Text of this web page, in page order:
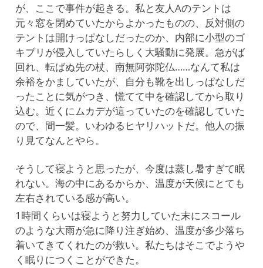
が、ここで事件が起きる。私と友人Aのテントは
元々窓を閉めていたからよかったものの、反対側の
テントは開けっぱなしだったのか、内部に小型のゴ
キブリが侵入していたらしく大騒動に発展。急がば
回れ、転ばぬ先の杖、南無阿弥陀仏……なんて私は
余裕をかましていたが、自分も靴を出しっぱなしだ
ったことに気がつき、慌てて中を確認してから取り
込む。近くにムカデが這っていたのを確認していた
ので、間一髪。いわゆるヒヤリハットだ。他人の振
り見てなんとやら。
そうして寝ようと思ったが、今度は蒸し暑すぎて眠
れない。海の中にあるからか、温度が天候にとても
左右されている感が高い。
1時間くらいは寝ようと努力していた末にスコール
のような大雨が急に降り注ぎ始め、温度が多少落ち
着いてきてくれたのが救い。私たちはそこでようや
く眠りにつくことができた。